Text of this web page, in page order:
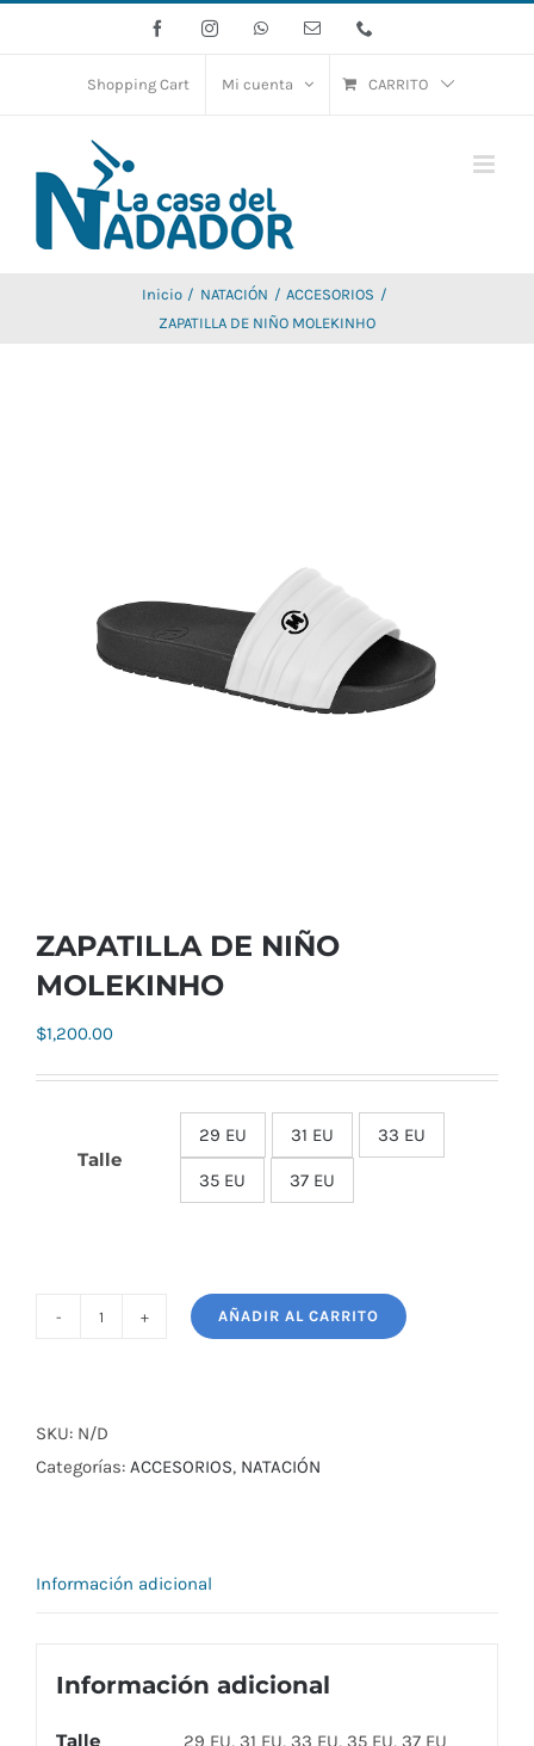
FacebookInstagramWhatsAppCorreo
Shopping Cart Mi cuenta CARRITO
Inicio NATACIÓN
ACCESORIOS
ZAPATILLA DE NIÑO MOLEKINHO
ZAPATILLA DE NIÑO
MOLEKINHO
$1,200.00
Talle
29 EU 31 EU 33 EU
35 EU 37 EU
MOLEKINHO
cantidad
AÑADIR AL CARRITO
SKU: N/D
Categorías: ACCESORIOS, NATACIÓN
Información adicional
Información adicional
Talle 29 EU, 31 EU, 33 EU, 35 EU, 37 EU